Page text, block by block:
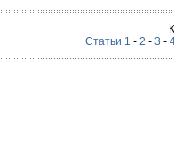
Статьи 1 - 2 - 3 -